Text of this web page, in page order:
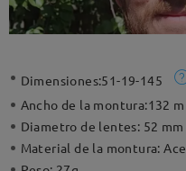
Dimensiones:51-19-145
Ancho de la montura:132
Diametro de lentes: 52 mm
Material de la montura: